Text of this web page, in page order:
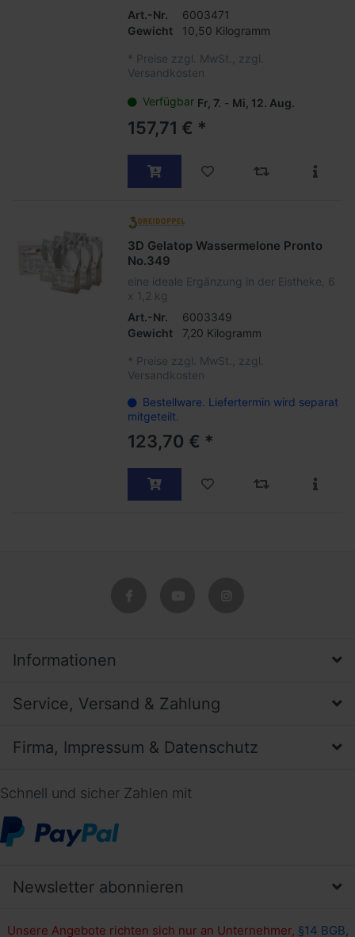
Art.-Nr.
6003471
Gewicht
10,50 Kilogramm
* Preise zzgl. MwSt., zzgl.
Versandkosten
Verfügbar Fr, 7. - Mi, 12. Aug.
157,71 € *
3D Gelatop Wassermelone Pronto
No.349
eine ideale Ergänzung in der Eistheke, 6
x 1,2 kg
Art.-Nr.
6003349
Gewicht
7,20 Kilogramm
* Preise zzgl. MwSt., zzgl.
Versandkosten
Bestellware. Liefertermin wird separat
mitgeteilt.
123,70 € *
Informationen
Service, Versand & Zahlung
Firma, Impressum & Datenschutz
Schnell und sicher Zahlen mit
Newsletter abonnieren
Unsere Angebote richten sich nur an Unternehmer, §14 BGB,